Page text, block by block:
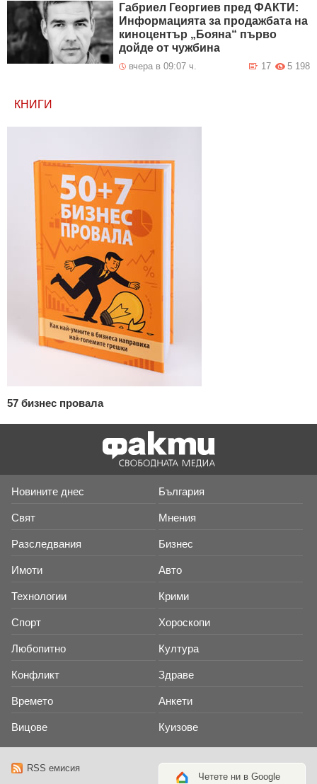
Габриел Георгиев пред ФАКТИ:
Информацията за продажбата на
киноцентър „Бояна“ първо
дойде от чужбина
вчера в 09:07 ч. 5 198
17
КНИГИ
57 бизнес провала
Новините днес България
Свят Мнения
Разследвания Бизнес
Имоти Авто
Технологии Крими
Спорт Хороскопи
Любопитно Култура
Конфликт Здраве
Времето Анкети
Вицове Куизове
RSS емисия
Четете ни в Google